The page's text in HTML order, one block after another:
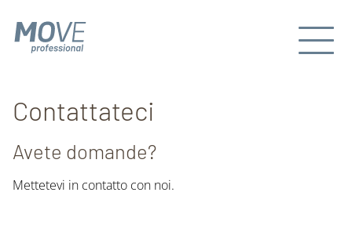
Contattateci
Avete domande?
Mettetevi in contatto con noi.